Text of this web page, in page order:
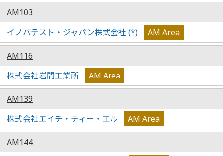
AM103
イノバテスト・ジャパン株式会社 (*)
AM Area
AM116
株式会社岩間工業所
AM Area
AM139
株式会社エイチ・ティー・エル
AM Area
AM144